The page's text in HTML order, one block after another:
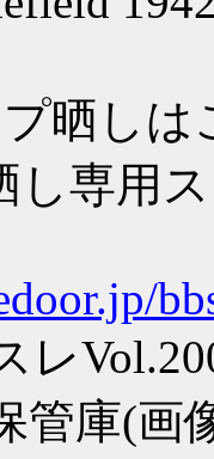
晒し
し専用
レ
管庫(画